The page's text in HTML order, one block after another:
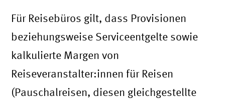
Für Reisebüros gilt, dass Provisionen
beziehungsweise Serviceentgelte sowie
kalkulierte Margen von
Reiseveranstalter:innen für Reisen
(Pauschalreisen, diesen gleichgestellte